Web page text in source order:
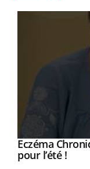
Youtube
Eczéma
pour l’été !